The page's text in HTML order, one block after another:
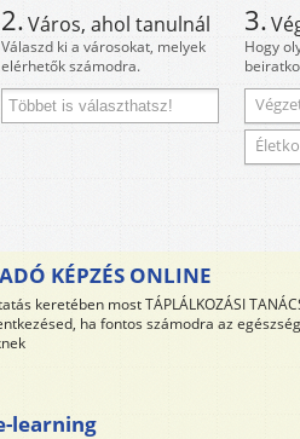
2.Város, ahol tanulnál
Válaszd ki a városokat, melyek
elérhetők számodra.
3.
Hogy
KÉPZÉS ONLINE
keretében most TÁPLÁLKOZÁSI
ha fontos számodra az
learning